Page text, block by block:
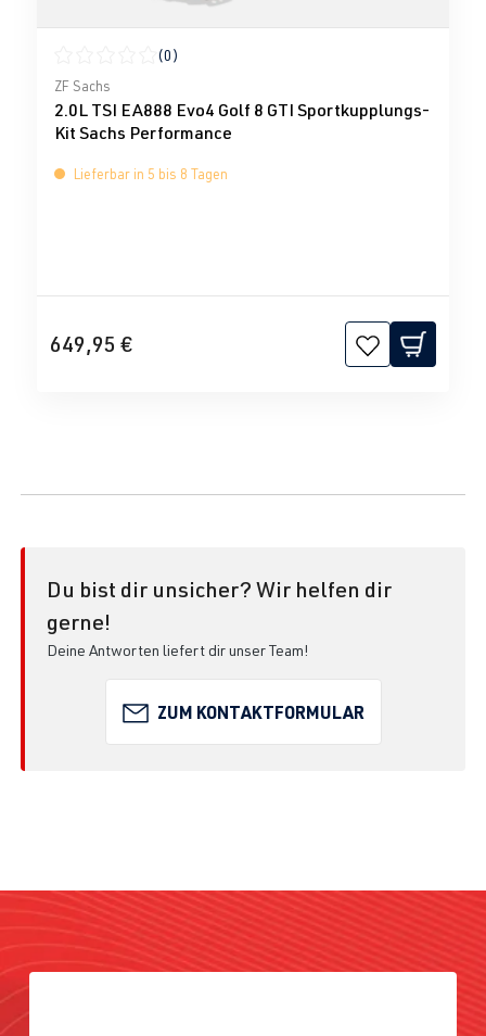
Durchschnittliche Bewertung von 0 von 5 Sternen
(0)
ZF Sachs
2.0L TSI EA888 Evo4 Golf 8 GTI Sportkupplungs-
Kit Sachs Performance
Lieferbar in 5 bis 8 Tagen
649,95 €
Du bist dir unsicher? Wir helfen dir
gerne!
Deine Antworten liefert dir unser Team!
ZUM KONTAKTFORMULAR